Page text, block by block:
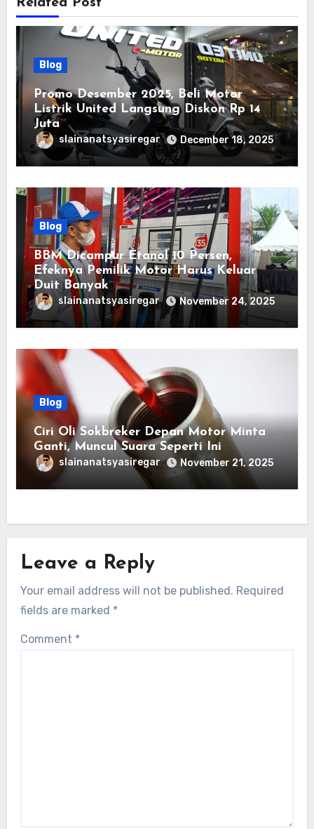
Blog
Promo Desember 2025, Beli Motor
Listrik United Langsung Diskon Rp 14
Juta
slainanatsyasiregar December 18, 2025
Blog
BBM Dicampur Etanol 10 Persen,
Efeknya Pemilik Motor Harus Keluar
Duit Banyak
slainanatsyasiregar November 24, 2025
Blog
Ciri Oli Sokbreker Depan Motor Minta
Ganti, Muncul Suara Seperti Ini
slainanatsyasiregar November 21, 2025
Leave a Reply
Your email address will not be published. Required
fields are marked *
Comment *